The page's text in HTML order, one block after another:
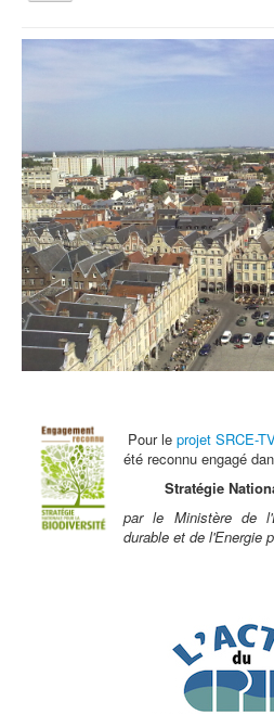
la
Vous êtes ici :
Accueil
Mardi 19 février: Atelier enfant
Activités tout public
Animations et éducation
Accompagnement du territoire et
Espace Info Energie
Guide Nature Patrimoine
Centre de Ressources du Territoire
Contact
Pour le projet SRCE-
été reconnu engagé
Stratégie
par le Ministère de
durable et de l'Energie